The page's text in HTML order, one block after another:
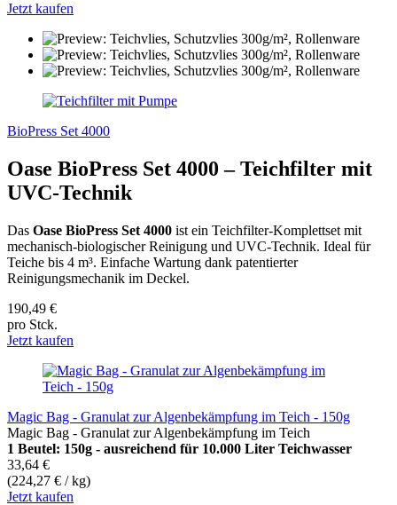
Jetzt kaufen
BioPress Set 4000
Oase BioPress Set 4000 – Teichfilter mit
UVC-Technik
Das Oase BioPress Set 4000 ist ein Teichfilter-Komplettset mit
mechanisch-biologischer Reinigung und UVC-Technik. Ideal für
Teiche bis 4 m³. Einfache Wartung dank patentierter
Reinigungsmechanik im Deckel.
190,49 €
pro Stck.
Jetzt kaufen
Magic Bag - Granulat zur Algenbekämpfung im Teich - 150g
Magic Bag - Granulat zur Algenbekämpfung im Teich
1 Beutel: 150g - ausreichend für 10.000 Liter Teichwasser
33,64 €
(224,27 € / kg)
Jetzt kaufen